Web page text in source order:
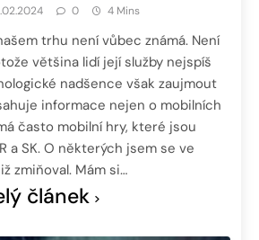
0 4 Mins
trhu není vůbec známá. Není
většina lidí její služby nejspíš
nadšence však zaujmout
informace nejen o mobilních
často mobilní hry, které jsou
a SK. O některých jsem se ve
zmiňoval. Mám si…
článek